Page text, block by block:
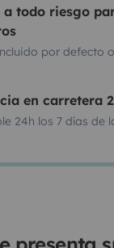
a todo riesgo
por defecto
en carretera
24h los 7 días de